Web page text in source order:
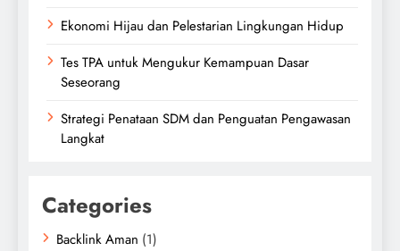
Ekonomi Hijau dan Pelestarian Lingkungan Hidup
Tes TPA untuk Mengukur Kemampuan Dasar
Seseorang
Strategi Penataan SDM dan Penguatan Pengawasan
Langkat
Categories
Backlink Aman (1)